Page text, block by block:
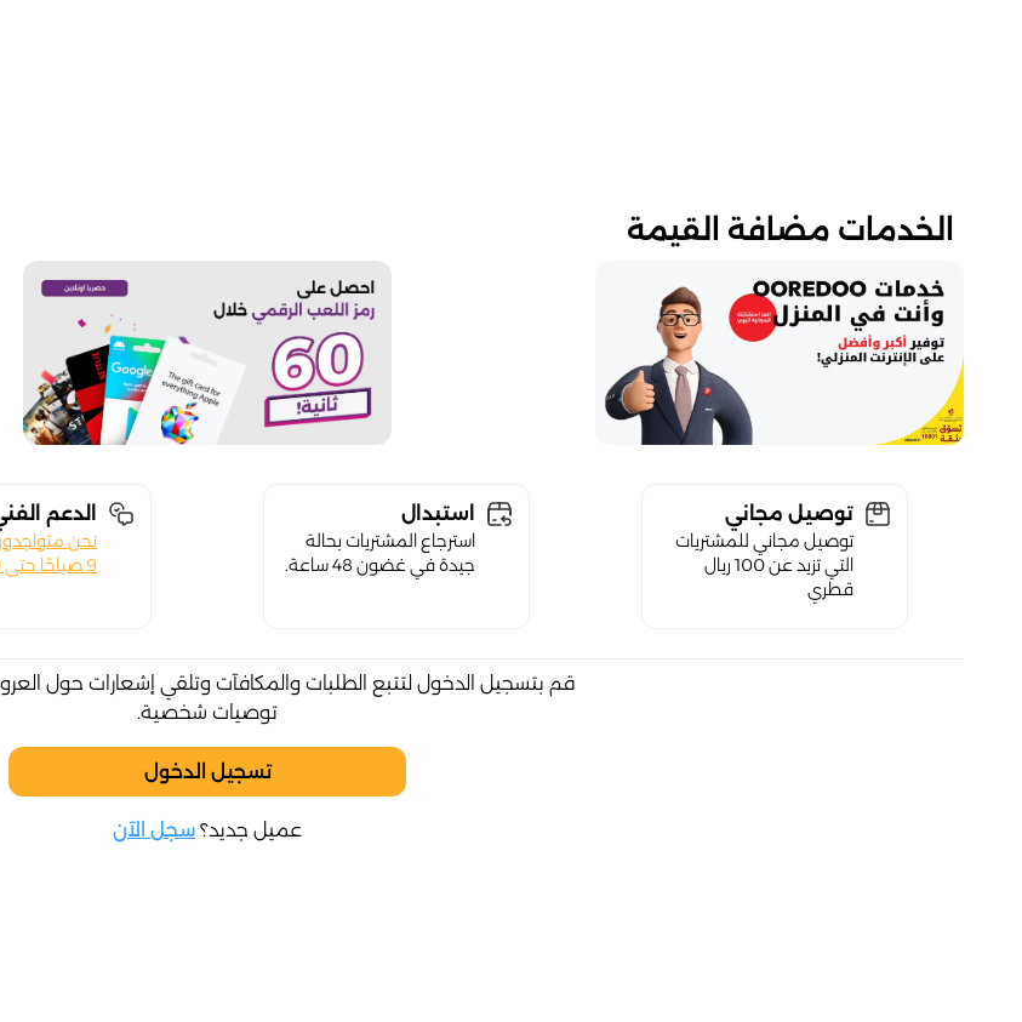
الخدمات مضافة القيمة
توصيل مجاني
توصيل مجاني للمشتريات
التي تزيد عن 100 ريال
قطري
استبدال
استرجاع المشتريات بحالة
جيدة في غضون 48 ساعة.
الدعم
نحن
9 صباحًا حتى 10 مساءً.
قم بتسجيل الدخول لتتبع الطلبات والمكافآت وتلقي إشعارات حول
توصيات شخصية.
تسجيل الدخول
عميل جديد؟ سجل الآن